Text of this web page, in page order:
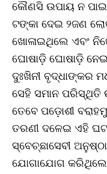
କୌଣସି ଉପାୟ ନ ପାଇ
ଟଙ୍କା ଦେଇ ୨ଜଣ
ଖୋଳାଇଥିଲେ ଏବଂ
ଘୋଷାଡ଼ି ଘୋଷାଡ଼ି
ଦୁଃଖିନୀ ବୃଦ୍ଧାଙ୍କର
ସେହି ସମାନ ପରିସ୍ଥିତି
ତେବେ ପଡ଼ୋଶୀ
ତରଣୀ ଦଳେଇ ଏହି
ସ୍ବେଚ୍ଛାସେବୀ
ଯୋଗାଯୋଗ